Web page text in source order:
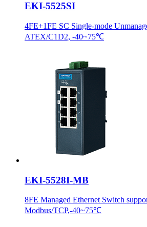
EKI-5525SI
4FE+1FE SC Single-mode
ATEX/C1D2, -40~75℃
EKI-5528I-MB
8FE Managed Ethernet Switch
Modbus/TCP,-40~75℃